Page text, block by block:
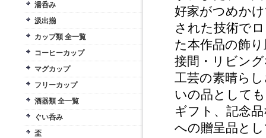
湯呑み
汲出揃
カップ類 全一覧
コーヒーカップ
マグカップ
フリーカップ
酒器類 全一覧
ぐい呑み
盃
好家がつめか
された技術で
た本作品の飾
接間・リビン
工芸の素晴ら
いの品として
ギフト、記念
への贈呈品と